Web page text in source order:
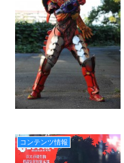
コンテンツ情報